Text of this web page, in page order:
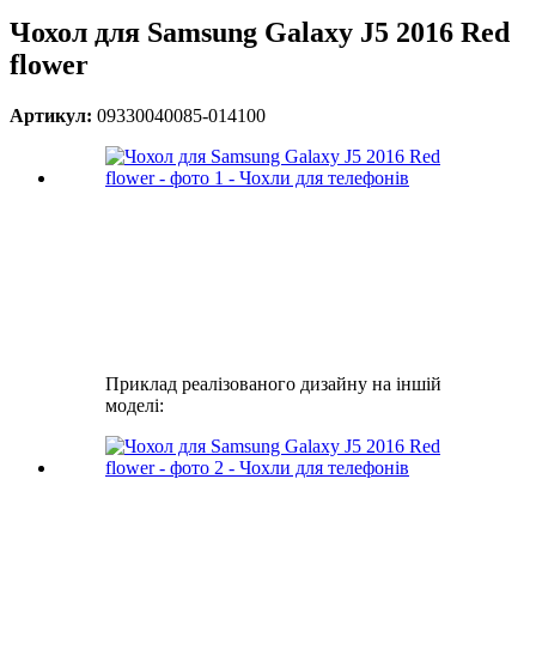
Чохол для Samsung Galaxy J5 2016 Red
flower
Артикул: 09330040085-014100
Приклад реалізованого дизайну на іншій
моделі: